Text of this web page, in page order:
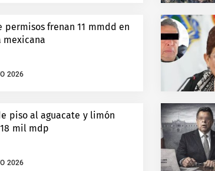
permisos frenan 11 mmdd en
mexicana
2026
piso al aguacate y limón
mil mdp
2026